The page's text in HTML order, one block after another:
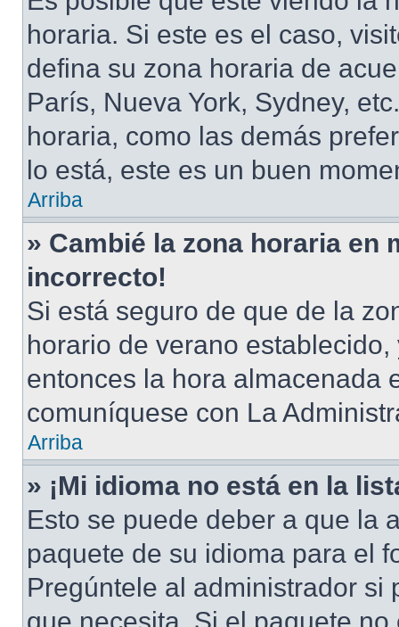
horaria. Si este es el caso,
defina su zona horaria de
París, Nueva York, Sydney,
horaria, como las demás
lo está, este es un buen
Arriba
» Cambié la zona horaria en
incorrecto!
Si está seguro de que de la
horario de verano
entonces la hora almacenada
comuníquese con La
Arriba
» ¡Mi idioma no está en la
Esto se puede deber a que la
paquete de su idioma para el
Pregúntele al administrador si